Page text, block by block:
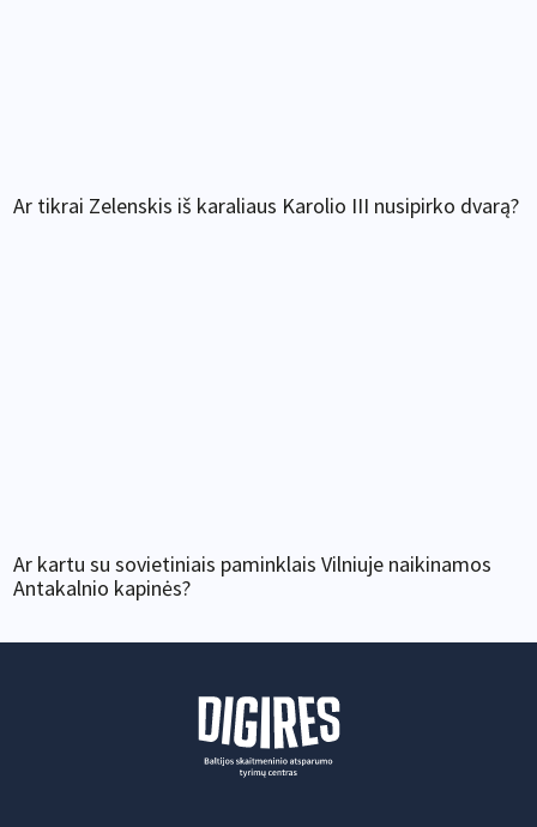
Ar tikrai Zelenskis iš karaliaus Karolio III nusipirko dvarą?
Ar kartu su sovietiniais paminklais Vilniuje naikinamos
Antakalnio kapinės?